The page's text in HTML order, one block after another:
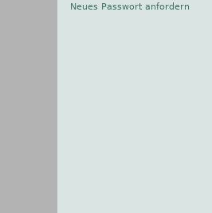
Neues Passwort anfordern